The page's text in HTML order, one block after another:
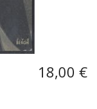
18,00 €